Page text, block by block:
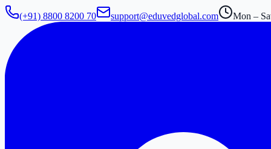
(+91) 8800 8200 70 support@eduvedglobal.com Mon –